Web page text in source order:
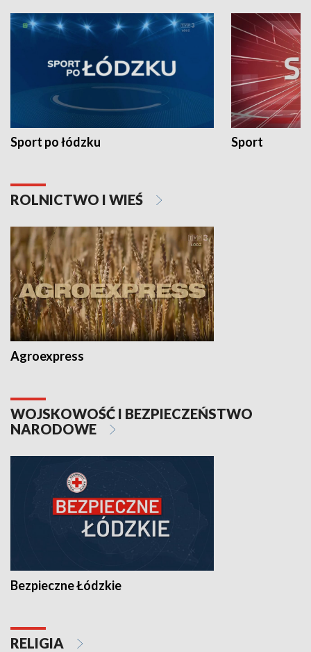
Sport po łódzku Sport
ROLNICTWO I WIEŚ
Agroexpress
WOJSKOWOŚĆ I BEZPIECZEŃSTWO
NARODOWE
Bezpieczne Łódzkie
RELIGIA